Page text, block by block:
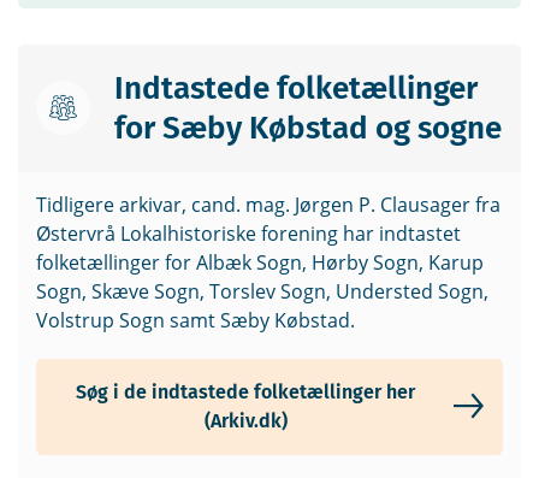
Indtastede folketællinger
for Sæby Købstad og sogne
Tidligere arkivar, cand. mag. Jørgen P. Clausager fra
Østervrå Lokalhistoriske forening har indtastet
folketællinger for Albæk Sogn, Hørby Sogn, Karup
Sogn, Skæve Sogn, Torslev Sogn, Understed Sogn,
Volstrup Sogn samt Sæby Købstad.
Søg i de indtastede folketællinger her
(Arkiv.dk)